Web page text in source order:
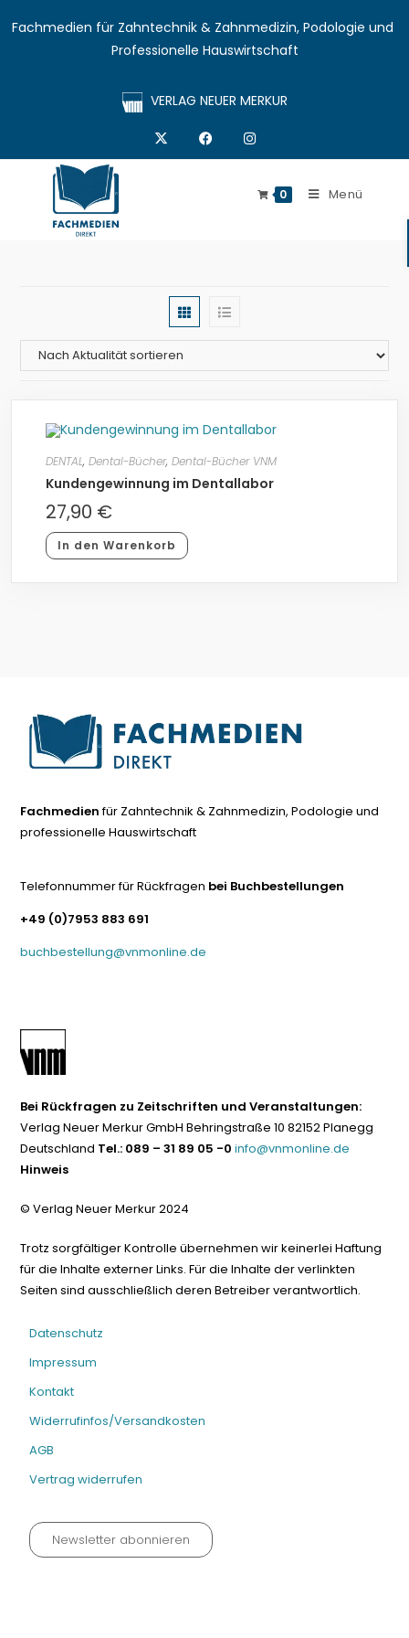
Fachmedien für Zahntechnik & Zahnmedizin, Podologie und
Professionelle Hauswirtschaft
VERLAG NEUER MERKUR
0 Menü
DENTAL, Dental-Bücher, Dental-Bücher VNM
Kundengewinnung im Dentallabor
27,90 €
In den Warenkorb
Fachmedienfür Zahntechnik & Zahnmedizin, Podologie und
professionelle Hauswirtschaft
Telefonnummer für Rückfragen bei Buchbestellungen
+49 (0)7953 883 691
buchbestellung@vnmonline.de
Bei Rückfragen zu Zeitschriften und Veranstaltungen:
Verlag Neuer Merkur GmbH Behringstraße 10 82152 Planegg
Deutschland Tel.: 089 – 31 89 05 -0 info@vnmonline.de
Hinweis
© Verlag Neuer Merkur 2024
Trotz sorgfältiger Kontrolle übernehmen wir keinerlei Haftung
für die Inhalte externer Links. Für die Inhalte der verlinkten
Seiten sind ausschließlich deren Betreiber verantwortlich.
Datenschutz
Impressum
Kontakt
Widerrufinfos/Versandkosten
AGB
Vertrag widerrufen
Newsletter abonnieren